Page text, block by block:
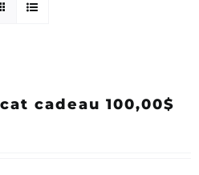
cadeau 100,00$